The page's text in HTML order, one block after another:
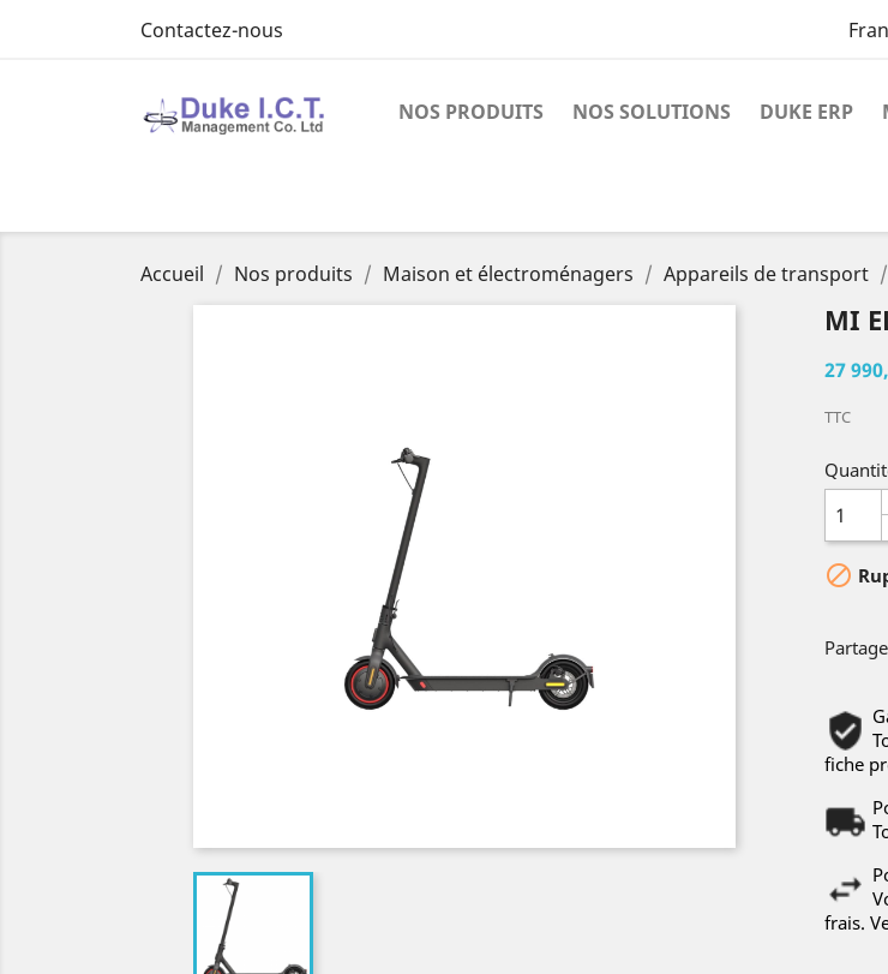
Contactez-nous
NOS PRODUITS NOS SOLUTIONS DUKE ERP
Accueil Nos produits Maison et électroménagers Appareils de transport
MI
27
TTC

fiche
frais.